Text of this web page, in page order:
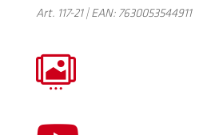
Art. 117-21 | EAN: 7630053544911
